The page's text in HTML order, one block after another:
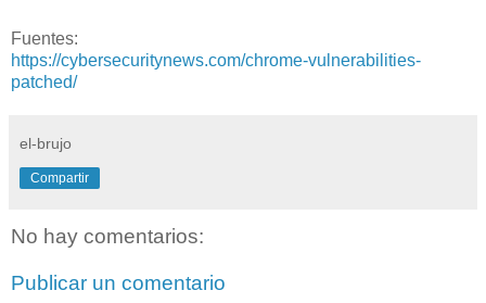
Fuentes:
https://cybersecuritynews.com/chrome-vulnerabilities-
patched/
el-brujo
Compartir
No hay comentarios:
Publicar un comentario